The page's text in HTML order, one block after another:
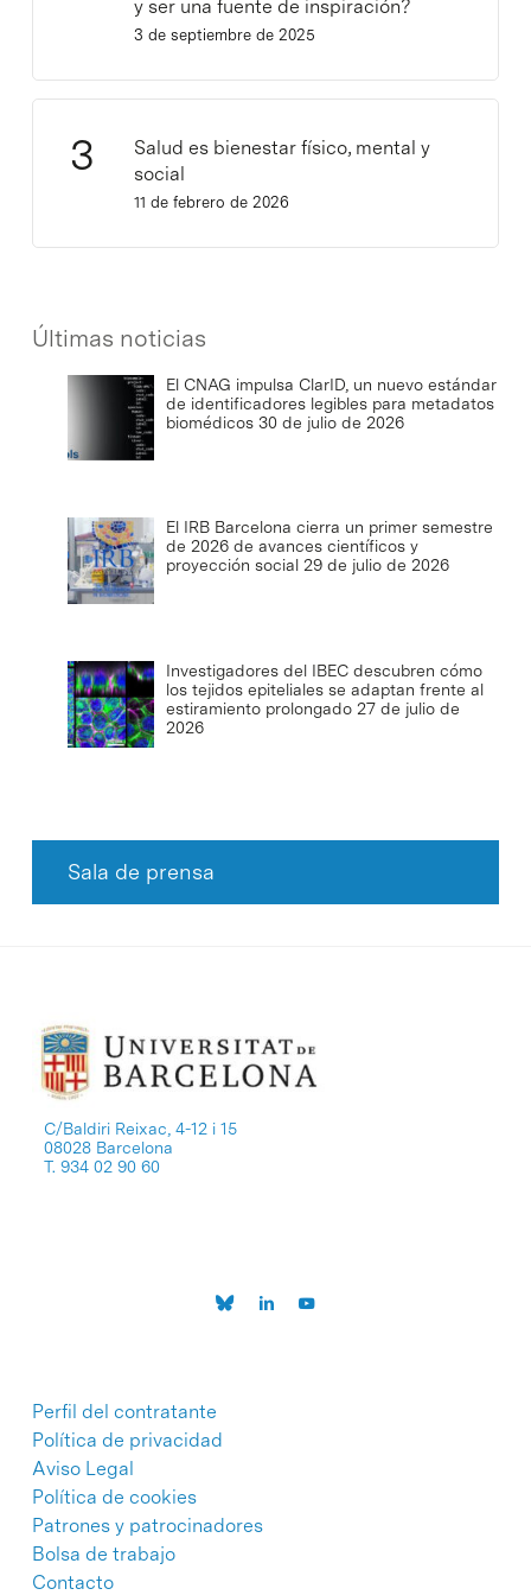
y ser una fuente de inspiración?
3 de septiembre de 2025
Salud es bienestar físico, mental y
social
11 de febrero de 2026
Últimas noticias
El CNAG impulsa ClarID, un nuevo estándar
de identificadores legibles para metadatos
biomédicos 30 de julio de 2026
El IRB Barcelona cierra un primer semestre
de 2026 de avances científicos y
proyección social 29 de julio de 2026
Investigadores del IBEC descubren cómo
los tejidos epiteliales se adaptan frente al
estiramiento prolongado 27 de julio de
2026
Sala de prensa
C/Baldiri Reixac, 4-12 i 15
08028 Barcelona
T. 934 02 90 60
Perfil del contratante
Política de privacidad
Aviso Legal
Política de cookies
Patrones y patrocinadores
Bolsa de trabajo
Contacto